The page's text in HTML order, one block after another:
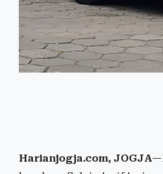
Harianjogja.com, JOGJA